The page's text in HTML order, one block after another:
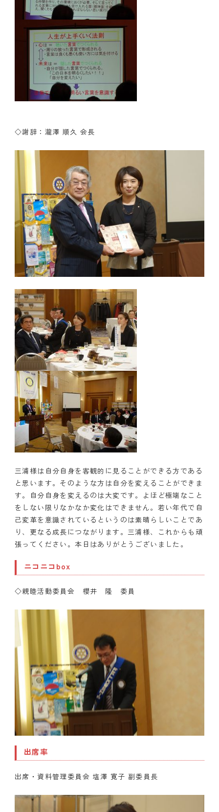
◇謝辞：瀧澤 順久 会長
三浦様は自分自身を客観的に見ることができる方である
と思います。そのような方は自分を変えることができま
す。自分自身を変えるのは大変です。よほど極端なこと
をしない限りなかなか変化はできません。若い年代で自
己変革を意識されているというのは素晴らしいことであ
り、更なる成長につながります。三浦様、これからも頑
張ってください。本日はありがとうございました。
ニコニコbox
◇親睦活動委員会 櫻井 隆 委員
出席率
出席・資料管理委員会 塩澤 寛子 副委員長